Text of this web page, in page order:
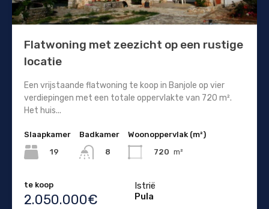
Flatwoning met zeezicht op een rustige
locatie
Een vrijstaande flatwoning te koop in Banjole op vier
verdiepingen met een totale oppervlakte van 720 m².
Het huis...
Slaapkamer
19
Badkamer
8
Woonoppervlak (m²)
720 m²
te koop
2.050.000€
Istrië
Pula